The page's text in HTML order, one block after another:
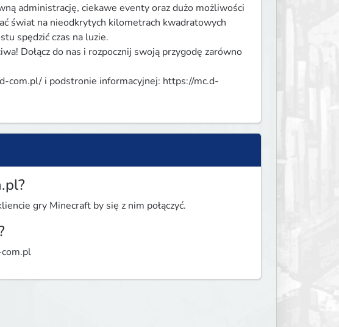
administrację, ciekawe eventy oraz dużo możliwości
świat na nieodkrytych kilometrach kwadratowych
spędzić czas na luzie.
Dołącz do nas i rozpocznij swoją przygodę zarówno
com.pl/ i podstronie informacyjnej: https://mc.d-
gry Minecraft by się z nim połączyć.